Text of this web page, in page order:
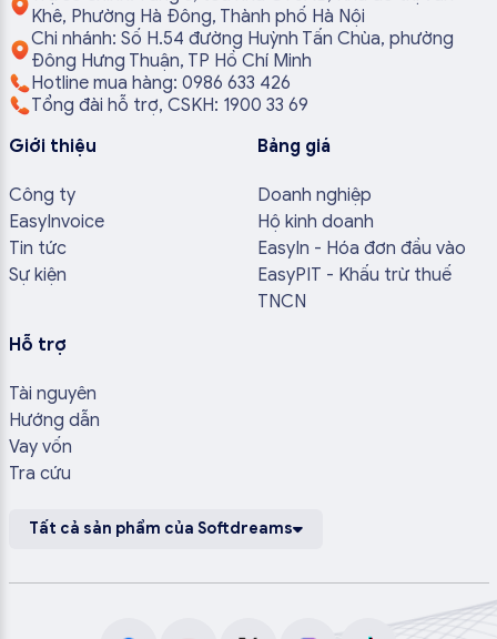
Khê, Phường Hà Đông, Thành phố Hà Nội
Chi nhánh: Số H.54 đường Huỳnh Tấn Chùa, phường
Đông Hưng Thuận, TP Hồ Chí Minh
Hotline mua hàng: 0986 633 426
Tổng đài hỗ trợ, CSKH: 1900 33 69
Giới thiệu
Công ty
EasyInvoice
Tin tức
Sự kiện
Bảng giá
Doanh nghiệp
Hộ kinh doanh
EasyIn - Hóa đơn đầu vào
EasyPIT - Khấu trừ thuế
TNCN
Hỗ trợ
Tài nguyên
Hướng dẫn
Vay vốn
Tra cứu
Tất cả sản phẩm của Softdreams